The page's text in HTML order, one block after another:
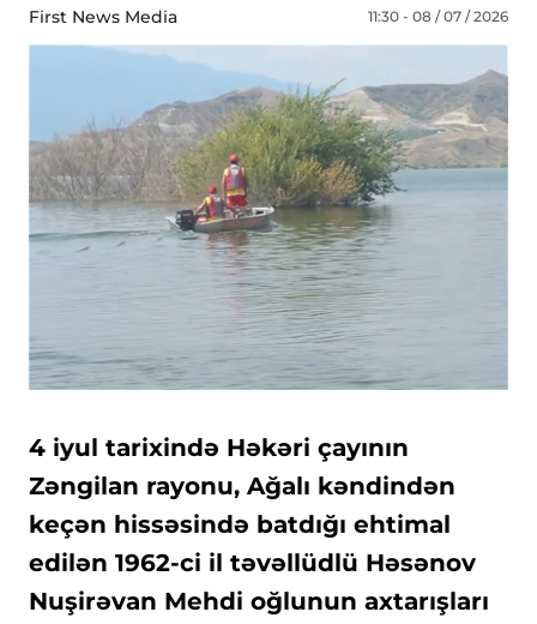
First News Media 11:30 - 08 / 07 / 2026
4 iyul tarixində Həkəri çayının
Zəngilan rayonu, Ağalı kəndindən
keçən hissəsində batdığı ehtimal
edilən 1962-ci il təvəllüdlü Həsənov
Nuşirəvan Mehdi oğlunun axtarışları